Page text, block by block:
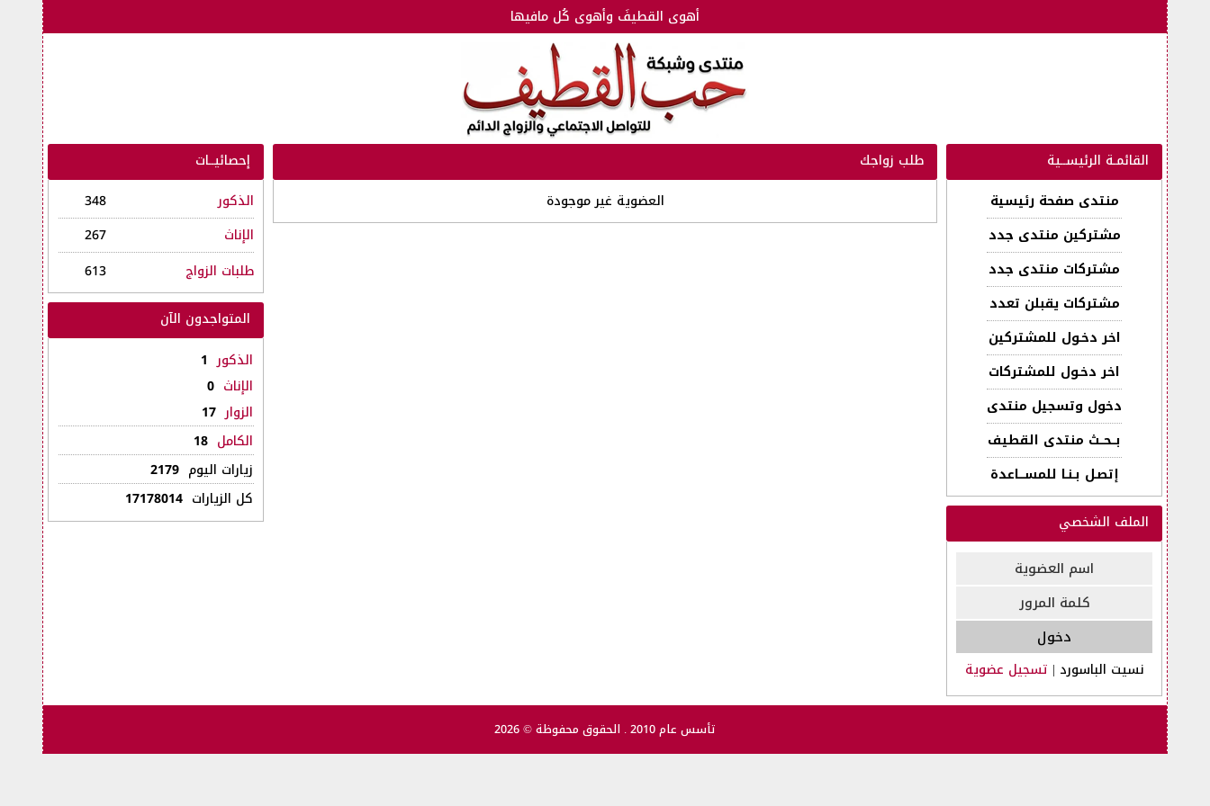
أهوى القطيفَ وأهوى كُل مافيها
القائمـة الرئيســية
منتدى صفحة رئيسية
مشتركين منتدى جدد
مشتركات منتدى جدد
مشتركات يقبلن تعدد
اخر دخـول للمشتركين
اخر دخـول للمشتركات
دخول وتسجيل منتدى
بــحــث منتدى القطيف
إتصـل بـنـا للمســـاعدة
الملف الشخصي
نسيت الباسورد | تسجيل عضوية
طلب زواجك
العضوية غير موجودة
إحصائيــات
الذكور
348
الإناث
267
طلبات الزواج
613
المتواجدون الآن
الذكور 1
الإناث 0
الزوار 17
الكامل 18
زيارات اليوم2179
كل الزيارات17178014
تأسس عام 2010 . الحقوق محفوظة © 2026